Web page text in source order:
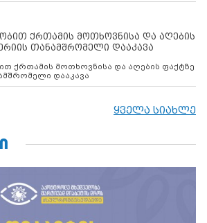
ქრთამის მოთხოვნისა და აღების
თანამშრომელი დააკავა
დააკავა
ყველა სიახლე